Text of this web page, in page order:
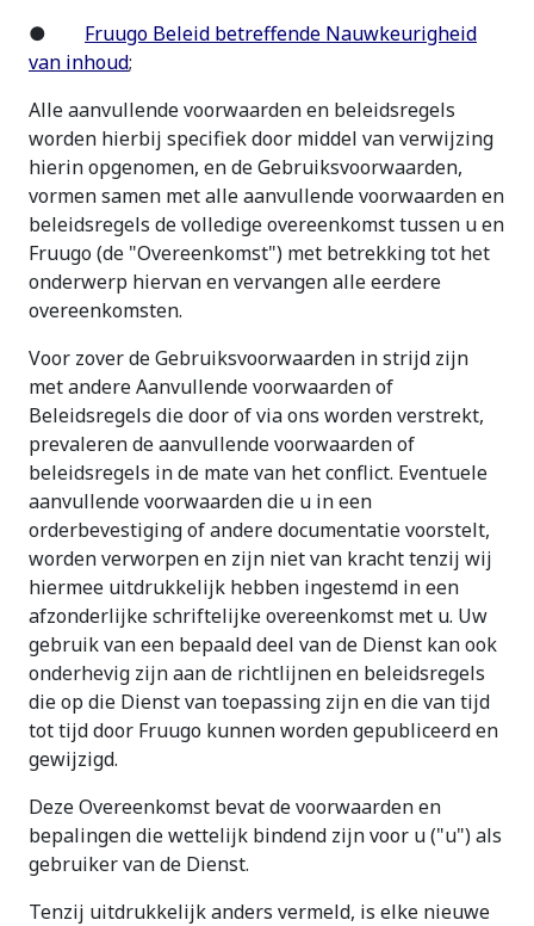
● Fruugo Beleid betreffende Nauwkeurigheid
van inhoud;
Alle aanvullende voorwaarden en beleidsregels
worden hierbij specifiek door middel van verwijzing
hierin opgenomen, en de Gebruiksvoorwaarden,
vormen samen met alle aanvullende voorwaarden en
beleidsregels de volledige overeenkomst tussen u en
Fruugo (de "Overeenkomst") met betrekking tot het
onderwerp hiervan en vervangen alle eerdere
overeenkomsten.
Voor zover de Gebruiksvoorwaarden in strijd zijn
met andere Aanvullende voorwaarden of
Beleidsregels die door of via ons worden verstrekt,
prevaleren de aanvullende voorwaarden of
beleidsregels in de mate van het conflict. Eventuele
aanvullende voorwaarden die u in een
orderbevestiging of andere documentatie voorstelt,
worden verworpen en zijn niet van kracht tenzij wij
hiermee uitdrukkelijk hebben ingestemd in een
afzonderlijke schriftelijke overeenkomst met u. Uw
gebruik van een bepaald deel van de Dienst kan ook
onderhevig zijn aan de richtlijnen en beleidsregels
die op die Dienst van toepassing zijn en die van tijd
tot tijd door Fruugo kunnen worden gepubliceerd en
gewijzigd.
Deze Overeenkomst bevat de voorwaarden en
bepalingen die wettelijk bindend zijn voor u ("u") als
gebruiker van de Dienst.
Tenzij uitdrukkelijk anders vermeld, is elke nieuwe